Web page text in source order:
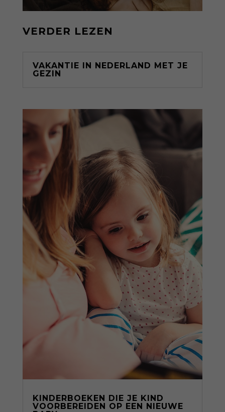
VERDER LEZEN
VAKANTIE IN NEDERLAND MET JE
GEZIN
KINDERBOEKEN DIE JE KIND
VOORBEREIDEN OP EEN NIEUWE